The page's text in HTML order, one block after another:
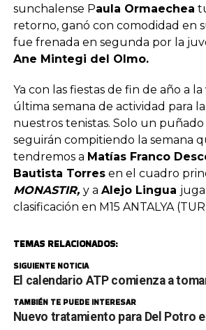
sunchalense Paula Ormaechea
retorno, ganó con comodidad en
fue frenada en segunda por la
Ane Mintegi del Olmo.
Ya con las fiestas de fin de año a
última semana de actividad para
nuestros tenistas. Solo un
seguirán compitiendo la semana
tendremos a Matías Franco
Bautista Torresen el cuadro
MONASTIR, y a Alejo Lingua
clasificación en M15 ANTALYA
TEMAS RELACIONADOS:
SIGUIENTE NOTICIA
El calendario ATP comienza a
TAMBIÉN TE PUEDE INTERESAR
Nuevo tratamiento para Del Potro